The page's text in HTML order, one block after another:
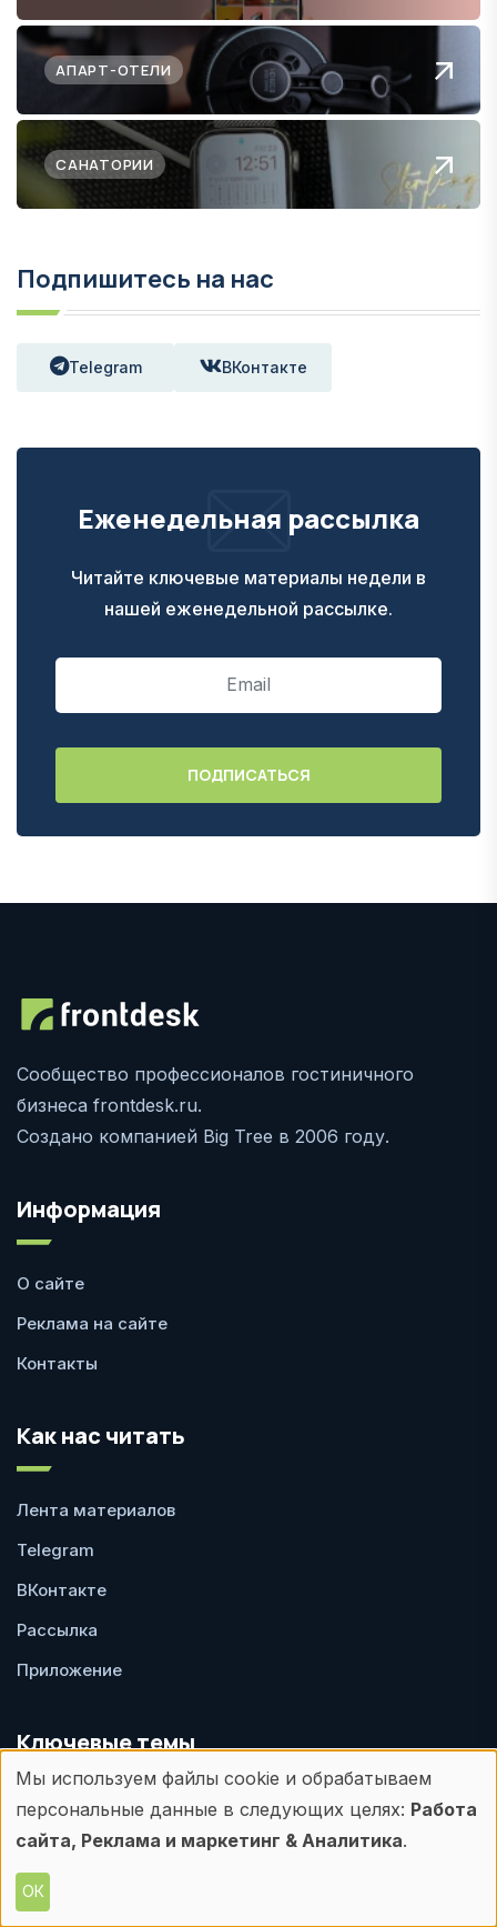
АПАРТ-ОТЕЛИ
САНАТОРИИ
Подпишитесь на нас
Telegram ВКонтакте
Еженедельная рассылка
Читайте ключевые материалы недели в
нашей еженедельной рассылке.
Сообщество профессионалов гостиничного
бизнеса frontdesk.ru.
Создано компанией Big Tree в 2006 году.
Информация
О сайте
Реклама на сайте
Контакты
Как нас читать
Лента материалов
Telegram
ВКонтакте
Рассылка
Приложение
Ключевые темы
Открытия
Проекты
Назначения
Использование
персональных
данных
Мы используем файлы cookie и обрабатываем
персональные данные в следующих целях: Работа
сайта, Реклама и маркетинг & Аналитика.
ОК